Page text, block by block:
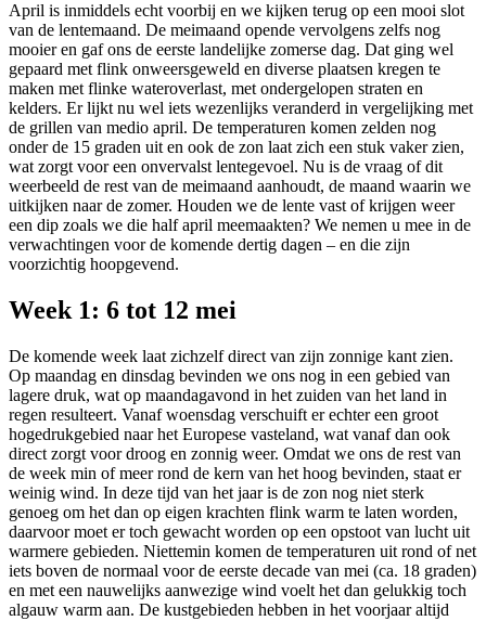
April is inmiddels echt voorbij en we kijken terug op een mooi slot
van de lentemaand. De meimaand opende vervolgens zelfs nog
mooier en gaf ons de eerste landelijke zomerse dag. Dat ging wel
gepaard met flink onweersgeweld en diverse plaatsen kregen te
maken met flinke wateroverlast, met ondergelopen straten en
kelders. Er lijkt nu wel iets wezenlijks veranderd in vergelijking met
de grillen van medio april. De temperaturen komen zelden nog
onder de 15 graden uit en ook de zon laat zich een stuk vaker zien,
wat zorgt voor een onvervalst lentegevoel. Nu is de vraag of dit
weerbeeld de rest van de meimaand aanhoudt, de maand waarin we
uitkijken naar de zomer. Houden we de lente vast of krijgen weer
een dip zoals we die half april meemaakten? We nemen u mee in de
verwachtingen voor de komende dertig dagen – en die zijn
voorzichtig hoopgevend.
Week 1: 6 tot 12 mei
De komende week laat zichzelf direct van zijn zonnige kant zien.
Op maandag en dinsdag bevinden we ons nog in een gebied van
lagere druk, wat op maandagavond in het zuiden van het land in
regen resulteert. Vanaf woensdag verschuift er echter een groot
hogedrukgebied naar het Europese vasteland, wat vanaf dan ook
direct zorgt voor droog en zonnig weer. Omdat we ons de rest van
de week min of meer rond de kern van het hoog bevinden, staat er
weinig wind. In deze tijd van het jaar is de zon nog niet sterk
genoeg om het dan op eigen krachten flink warm te laten worden,
daarvoor moet er toch gewacht worden op een opstoot van lucht uit
warmere gebieden. Niettemin komen de temperaturen uit rond of net
iets boven de normaal voor de eerste decade van mei (ca. 18 graden)
en met een nauwelijks aanwezige wind voelt het dan gelukkig toch
algauw warm aan. De kustgebieden hebben in het voorjaar altijd